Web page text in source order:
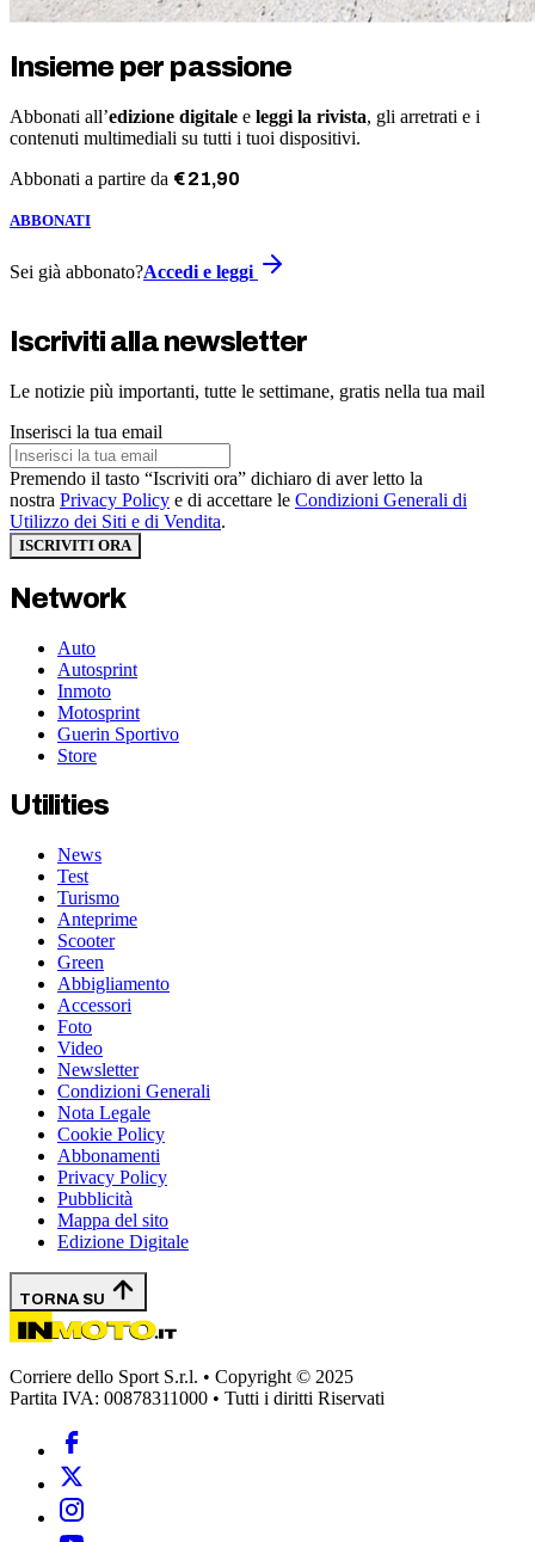
Insieme per passione
Abbonati all’edizione digitale e leggi la rivista, gli arretrati e i
contenuti multimediali su tutti i tuoi dispositivi.
Abbonati a partire da €21,90
ABBONATI
Sei già abbonato?Accedi e leggi
Iscriviti alla newsletter
Le notizie più importanti, tutte le settimane, gratis nella tua mail
Inserisci la tua email
Premendo il tasto “Iscriviti ora” dichiaro di aver letto la
nostra Privacy Policy e di accettare le Condizioni Generali di
Utilizzo dei Siti e di Vendita.
ISCRIVITI ORA
Network
Auto
Autosprint
Inmoto
Motosprint
Guerin Sportivo
Store
Utilities
News
Test
Turismo
Anteprime
Scooter
Green
Abbigliamento
Accessori
Foto
Video
Newsletter
Condizioni Generali
Nota Legale
Cookie Policy
Abbonamenti
Privacy Policy
Pubblicità
Mappa del sito
Edizione Digitale
TORNA SU
Corriere dello Sport S.r.l. • Copyright © 2025
Partita IVA: 00878311000 • Tutti i diritti Riservati